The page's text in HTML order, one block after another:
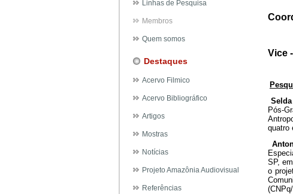
Linhas de Pesquisa
Membros
Quem somos
Destaques
Acervo Filmico
Acervo Bibliográfico
Artigos
Mostras
Notícias
Projeto Amazônia Audiovisual
Referências
Vice
Pós-
quatro
SP,
o